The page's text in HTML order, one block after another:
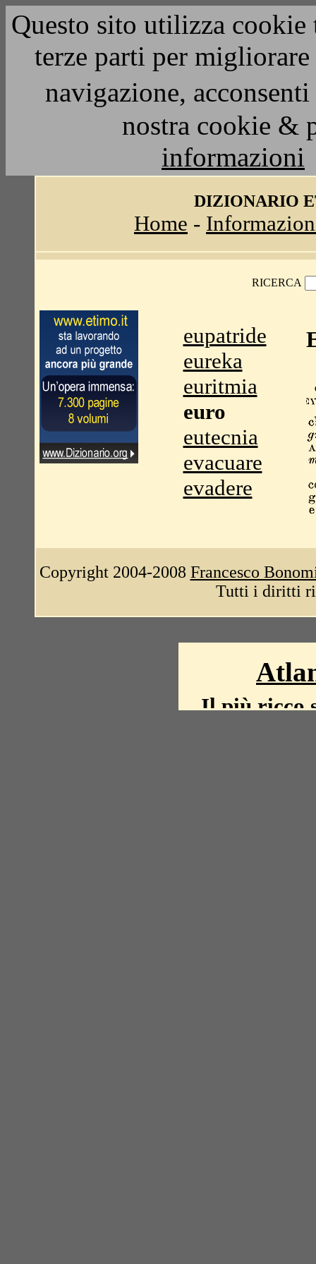
Questo sito utilizza
terze parti per
navigazione,
nostra cookie &
informazioni
DIZIONARIO
Home -
RICERCA
eupatride
eureka
euritmia
euro
eutecnia
evacuare
evadere
Copyright 2004-2008 Francesco
Tutti i diritti
Il più ricco